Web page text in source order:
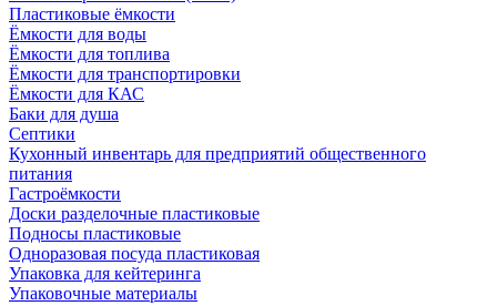
Пластиковые ёмкости
Ёмкости для воды
Ёмкости для топлива
Ёмкости для транспортировки
Ёмкости для КАС
Баки для душа
Септики
Кухонный инвентарь для предприятий общественного
питания
Гастроёмкости
Доски разделочные пластиковые
Подносы пластиковые
Одноразовая посуда пластиковая
Упаковка для кейтеринга
Упаковочные материалы